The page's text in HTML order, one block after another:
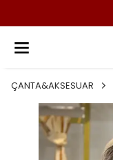
ÇANTA&AKSESUAR